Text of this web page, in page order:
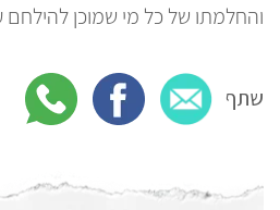
והחלמתו של כל מי שמוכן להילחם
שתף